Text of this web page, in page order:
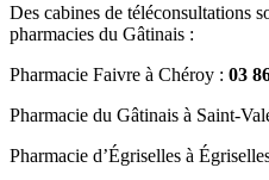
Des cabines de téléconsultations
pharmacies du Gâtinais :
Pharmacie Faivre à Chéroy : 03
Pharmacie du Gâtinais à Saint-
Pharmacie d’Égriselles à